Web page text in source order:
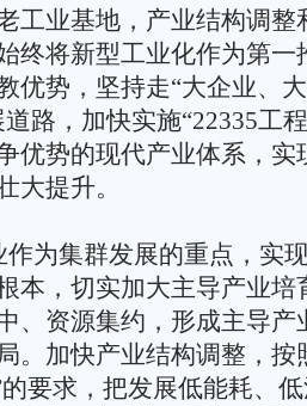
业基地，产业结构调整
终将新型工业化作为第一
优势，坚持走“大企业、
路，加快实施“22335工
优势的现代产业体系，实
大提升。
集群发展的重点，实
本，切实加大主导产业培
、资源集约，形成主导产
。加快产业结构调整，按
要求，把发展低能耗、